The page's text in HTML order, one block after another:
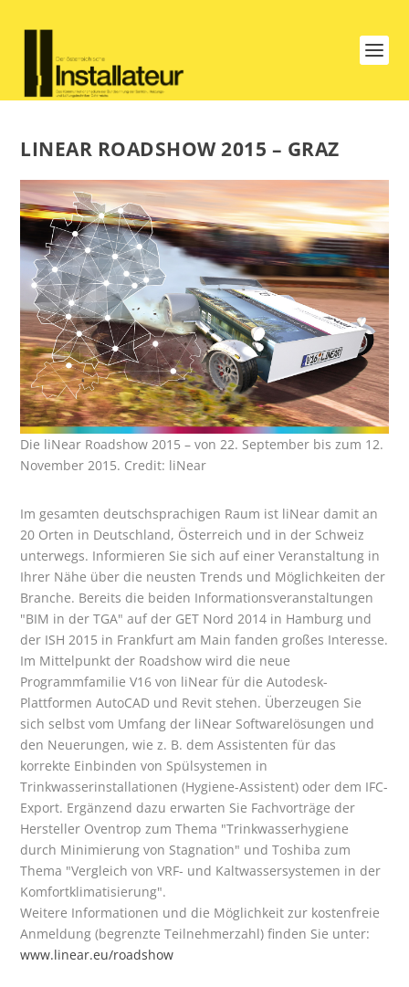
LINEAR ROADSHOW 2015 – GRAZ
Die liNear Roadshow 2015 – von 22. September bis zum 12.
November 2015. Credit: liNear
Im gesamten deutschsprachigen Raum ist liNear damit an
20 Orten in Deutschland, Österreich und in der Schweiz
unterwegs. Informieren Sie sich auf einer Veranstaltung in
Ihrer Nähe über die neusten Trends und Möglichkeiten der
Branche. Bereits die beiden Informationsveranstaltungen
"BIM in der TGA" auf der GET Nord 2014 in Hamburg und
der ISH 2015 in Frankfurt am Main fanden großes Interesse.
Im Mittelpunkt der Roadshow wird die neue
Programmfamilie V16 von liNear für die Autodesk-
Plattformen AutoCAD und Revit stehen. Überzeugen Sie
sich selbst vom Umfang der liNear Softwarelösungen und
den Neuerungen, wie z. B. dem Assistenten für das
korrekte Einbinden von Spülsystemen in
Trinkwasserinstallationen (Hygiene-Assistent) oder dem IFC-
Export. Ergänzend dazu erwarten Sie Fachvorträge der
Hersteller Oventrop zum Thema "Trinkwasserhygiene
durch Minimierung von Stagnation" und Toshiba zum
Thema "Vergleich von VRF- und Kaltwassersystemen in der
Komfortklimatisierung".
Weitere Informationen und die Möglichkeit zur kostenfreie
Anmeldung (begrenzte Teilnehmerzahl) finden Sie unter:
www.linear.eu/roadshow